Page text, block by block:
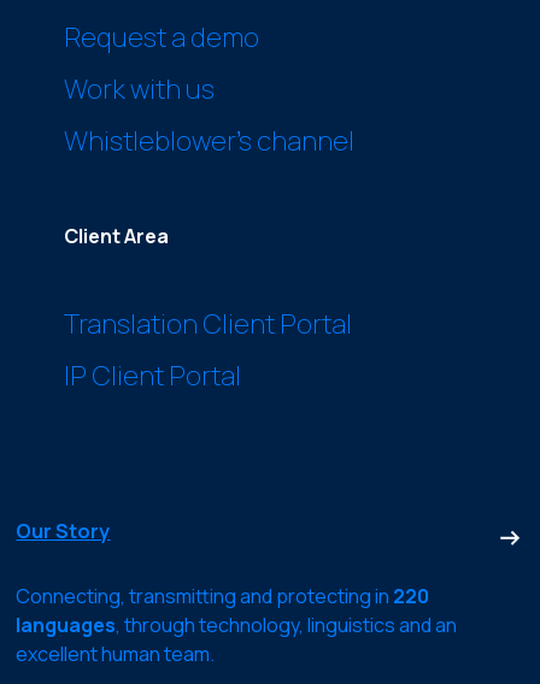
Request a demo
Work with us
Whistleblower’s channel
Client Area
Translation Client Portal
IP Client Portal
Our Story
Connecting, transmitting and protecting in 220
languages, through technology, linguistics and an
excellent human team.